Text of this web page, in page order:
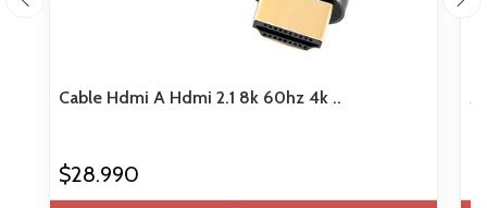
Cable Hdmi A Hdmi 2.1 8k 60hz 4k ..
$28.990